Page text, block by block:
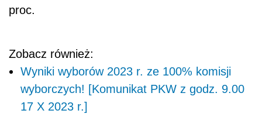
proc.
Zobacz również:
Wyniki wyborów 2023 r. ze 100% komisji
wyborczych! [Komunikat PKW z godz. 9.00
17 X 2023 r.]